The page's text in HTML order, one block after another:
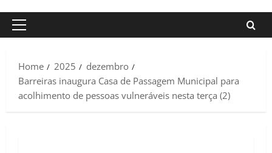
Primary
Home
2025
dezembro
Barreiras inaugura Casa de Passagem Municipal para
acolhimento de pessoas vulneráveis nesta terça (2)